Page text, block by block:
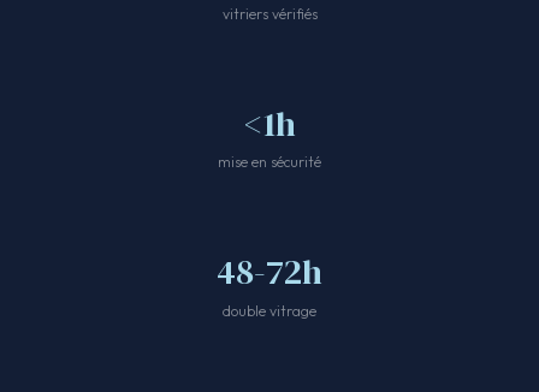
vitriers vérifiés
<1h
mise en sécurité
48-72h
double vitrage